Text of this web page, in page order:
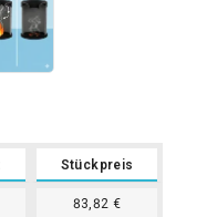
Stückpreis
83,82 €